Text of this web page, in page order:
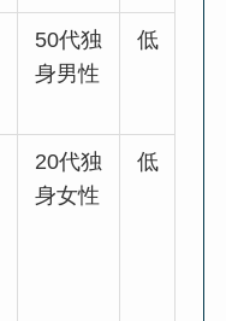
50代独
身男性
低
20代独
身女性
低